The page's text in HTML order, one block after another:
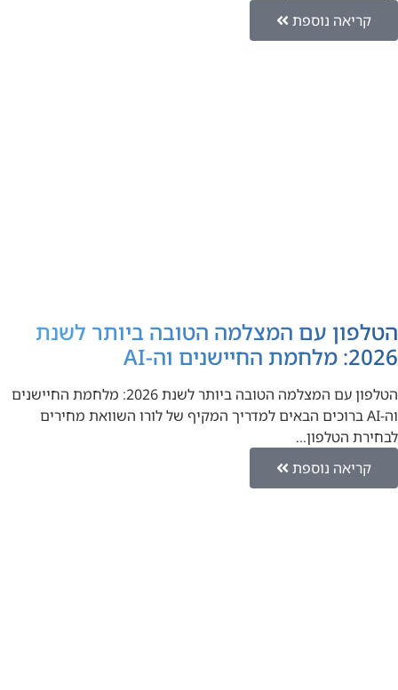
קריאה נוספת
הטלפון עם המצלמה הטובה ביותר לשנת
2026: מלחמת החיישנים וה-AI
הטלפון עם המצלמה הטובה ביותר לשנת 2026: מלחמת החיישנים
וה-AI ברוכים הבאים למדריך המקיף של לורו השוואת מחירים
לבחירת הטלפון…
קריאה נוספת